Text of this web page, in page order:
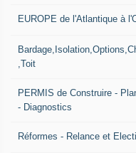
EUROPE de l'Atlantique à
,Toit
PERMIS de Construire -
- Diagnostics
Réformes - Relance et